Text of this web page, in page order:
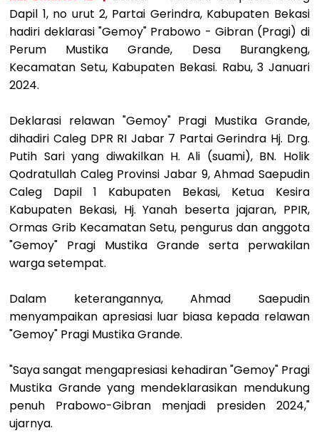
Dapil 1, no urut 2, Partai Gerindra, Kabupaten Bekasi
hadiri deklarasi "Gemoy" Prabowo - Gibran (Pragi) di
Perum Mustika Grande, Desa Burangkeng,
Kecamatan Setu, Kabupaten Bekasi. Rabu, 3 Januari
2024.
Deklarasi relawan "Gemoy" Pragi Mustika Grande,
dihadiri Caleg DPR RI Jabar 7 Partai Gerindra Hj. Drg.
Putih Sari yang diwakilkan H. Ali (suami), BN. Holik
Qodratullah Caleg Provinsi Jabar 9, Ahmad Saepudin
Caleg Dapil 1 Kabupaten Bekasi, Ketua Kesira
Kabupaten Bekasi, Hj. Yanah beserta jajaran, PPIR,
Ormas Grib Kecamatan Setu, pengurus dan anggota
"Gemoy" Pragi Mustika Grande serta perwakilan
warga setempat.
Dalam keterangannya, Ahmad Saepudin
menyampaikan apresiasi luar biasa kepada relawan
"Gemoy" Pragi Mustika Grande.
"Saya sangat mengapresiasi kehadiran "Gemoy" Pragi
Mustika Grande yang mendeklarasikan mendukung
penuh Prabowo-Gibran menjadi presiden 2024,"
ujarnya.